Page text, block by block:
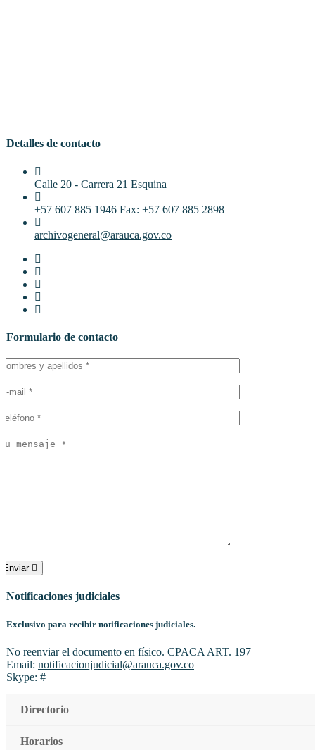
Detalles de contacto
Calle 20 - Carrera 21 Esquina
+57 607 885 1946 Fax: +57 607 885 2898
archivogeneral@arauca.gov.co
Formulario de contacto
Enviar
Notificaciones judiciales
Exclusivo para recibir notificaciones judiciales.
No reenviar el documento en físico. CPACA ART. 197
Email: notificacionjudicial@arauca.gov.co
Skype: #
Directorio
Horarios